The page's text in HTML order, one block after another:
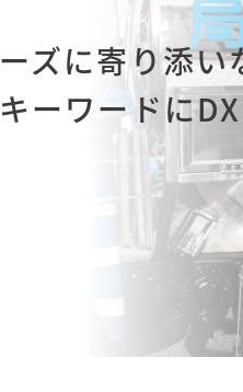
AI特化型品質保証サー
株式会社
AIソリューション
生成AIの実装と喝
GENERATIVE AI
2025 Autumn
今すぐダウン
ズに寄り添い
ーワードにDX